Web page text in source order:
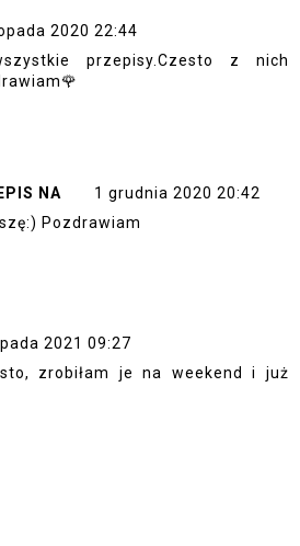
2020 22:44
przepisy.Czesto z nich
NA
1 grudnia 2020 20:42
Pozdrawiam
2021 09:27
zrobiłam je na weekend i już